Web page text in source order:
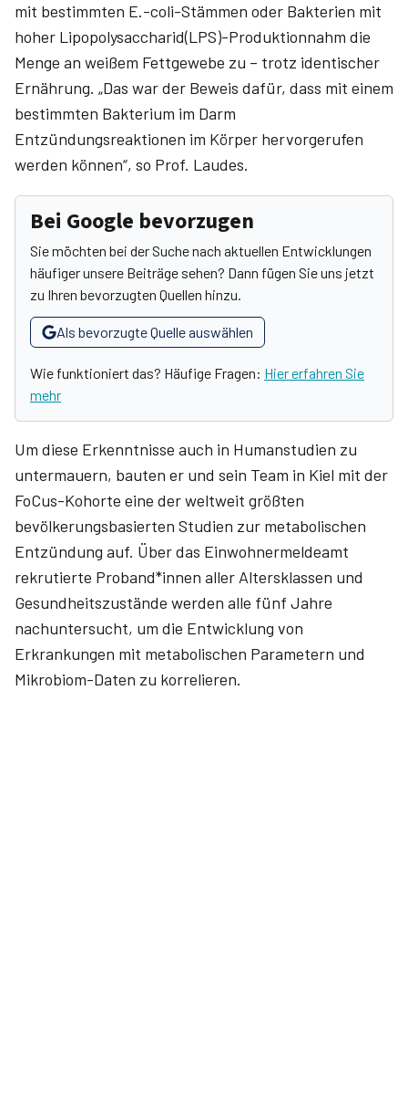
mit bestimmten E.-coli-Stämmen oder Bakterien mit
hoher Lipopolysaccharid(LPS)-Produktionnahm die
Menge an weißem Fettgewebe zu – trotz identischer
Ernährung. „Das war der Beweis dafür, dass mit einem
bestimmten Bakterium im Darm
Entzündungsreaktionen im Körper hervorgerufen
werden können“, so Prof. Laudes.
Bei Google bevorzugen
Sie möchten bei der Suche nach aktuellen Entwicklungen
häufiger unsere Beiträge sehen? Dann fügen Sie uns jetzt
zu Ihren bevorzugten Quellen hinzu.
Als bevorzugte Quelle auswählen
Wie funktioniert das? Häufige Fragen: Hier erfahren Sie
mehr
Um diese Erkenntnisse auch in Humanstudien zu
untermauern, bauten er und sein Team in Kiel mit der
FoCus-Kohorte eine der weltweit größten
bevölkerungsbasierten Studien zur metabolischen
Entzündung auf. Über das Einwohnermeldeamt
rekrutierte Proband*innen aller Altersklassen und
Gesundheitszustände werden alle fünf Jahre
nachuntersucht, um die Entwicklung von
Erkrankungen mit metabolischen Parametern und
Mikrobiom-Daten zu korrelieren.